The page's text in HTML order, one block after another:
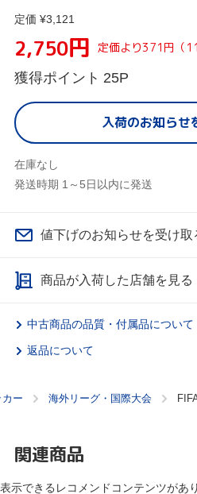
定価 ¥3,121
2,750円 定価より371円（
獲得ポイント 25P
入荷のお知らせ
在庫なし
発送時期 1～5日以内に発送
値下げのお知らせを受け取
商品が入荷した店舗を見る
中古商品の品質・付属品について
返品について
ー 海外リーグ・国際大会
関連商品
表示できるレコメンドコンテンツがあ